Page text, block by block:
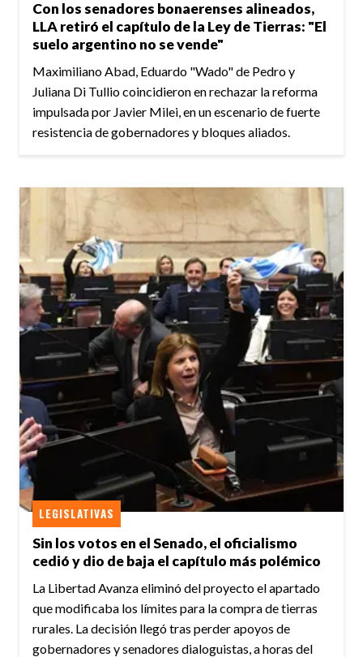
Con los senadores bonaerenses alineados,
LLA retiró el capítulo de la Ley de Tierras: "El
suelo argentino no se vende"
Maximiliano Abad, Eduardo "Wado" de Pedro y
Juliana Di Tullio coincidieron en rechazar la reforma
impulsada por Javier Milei, en un escenario de fuerte
resistencia de gobernadores y bloques aliados.
Sin los votos en el Senado, el oficialismo
cedió y dio de baja el capítulo más polémico
LEGISLATIVAS
La Libertad Avanza eliminó del proyecto el apartado
que modificaba los límites para la compra de tierras
rurales. La decisión llegó tras perder apoyos de
gobernadores y senadores dialoguistas, a horas del